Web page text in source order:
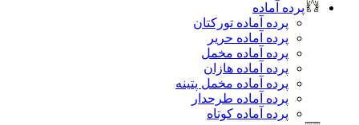
پرده آماده
پرده آماده تورکتان
پرده آماده حریر
پرده آماده مخمل
پرده آماده هازان
پرده آماده مخمل پتینه
پرده آماده طرحدار
پرده آماده کوتاه